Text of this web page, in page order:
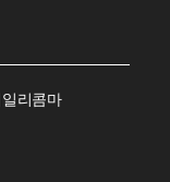
리콤마